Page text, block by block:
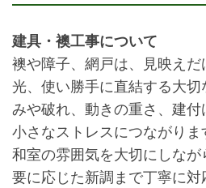
建具・襖工事について
襖や障子、網戸は、見映え
光、使い勝手に直結する大
みや破れ、動きの重さ、建
小さなストレスにつながりま
和室の雰囲気を大切にしな
要に応じた新調まで丁寧に対